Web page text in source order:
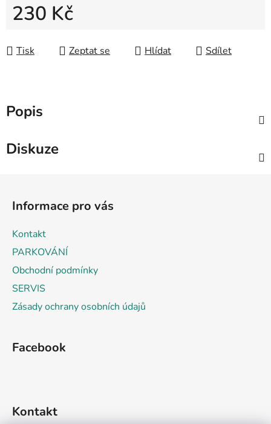
230 Kč
Tisk
Zeptat se Hlídat Sdílet
Popis
Diskuze
Informace pro vás
Kontakt
PARKOVÁNÍ
Obchodní podmínky
SERVIS
Zásady ochrany osobních údajů
Facebook
Kontakt